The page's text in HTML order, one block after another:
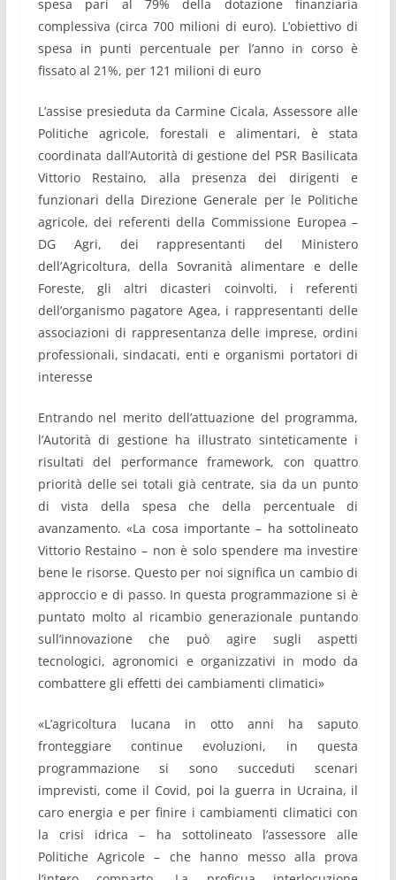
spesa pari al 79% della dotazione finanziaria
complessiva (circa 700 milioni di euro). L’obiettivo di
spesa in punti percentuale per l’anno in corso è
fissato al 21%, per 121 milioni di euro
L’assise presieduta da Carmine Cicala, Assessore alle
Politiche agricole, forestali e alimentari, è stata
coordinata dall’Autorità di gestione del PSR Basilicata
Vittorio Restaino, alla presenza dei dirigenti e
funzionari della Direzione Generale per le Politiche
agricole, dei referenti della Commissione Europea –
DG Agri, dei rappresentanti del Ministero
dell’Agricoltura, della Sovranità alimentare e delle
Foreste, gli altri dicasteri coinvolti, i referenti
dell’organismo pagatore Agea, i rappresentanti delle
associazioni di rappresentanza delle imprese, ordini
professionali, sindacati, enti e organismi portatori di
interesse
Entrando nel merito dell’attuazione del programma,
l’Autorità di gestione ha illustrato sinteticamente i
risultati del performance framework, con quattro
priorità delle sei totali già centrate, sia da un punto
di vista della spesa che della percentuale di
avanzamento. «La cosa importante – ha sottolineato
Vittorio Restaino – non è solo spendere ma investire
bene le risorse. Questo per noi significa un cambio di
approccio e di passo. In questa programmazione si è
puntato molto al ricambio generazionale puntando
sull’innovazione che può agire sugli aspetti
tecnologici, agronomici e organizzativi in modo da
combattere gli effetti dei cambiamenti climatici»
«L’agricoltura lucana in otto anni ha saputo
fronteggiare continue evoluzioni, in questa
programmazione si sono succeduti scenari
imprevisti, come il Covid, poi la guerra in Ucraina, il
caro energia e per finire i cambiamenti climatici con
la crisi idrica – ha sottolineato l’assessore alle
Politiche Agricole – che hanno messo alla prova